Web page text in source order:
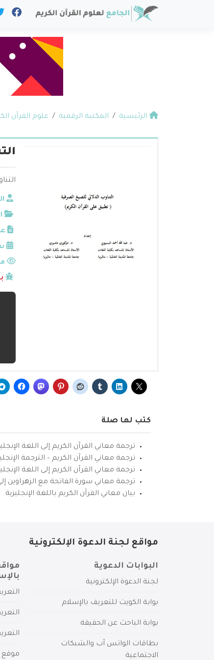
الرئيسية المكتبة الرقمية علوم القرآن
كتب لها صلة
ترجمة معاني القرآن الكريم إلى اللغة
ترجمة معاني القرآن الكريم – الترجمة
ترجمة معاني القرآن الكريم إلى اللغة
ترجمة معاني سورة الفاتحة مع الزهراوين إلى
بيان معاني القرآن الكريم باللغة الإنجليزية
مواقع لجنة الدعوة الإلكترونية
البوابات الدعوية
لجنة الدعوة الإلكترونية
بوابة الكويت للتعريف بالإسلام
بوابة الباحث عن الحقيقة
بطاقات الواتس آب والشبكات
الاجتماعية
موقع